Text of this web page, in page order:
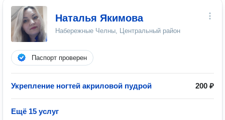
Наталья Якимова
Набережные Челны, Центральный район
Паспорт проверен
Укрепление ногтей акриловой пудрой 200 ₽
Ещё 15 услуг